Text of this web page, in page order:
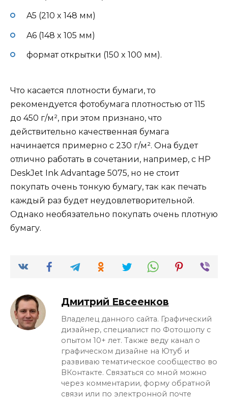
A5 (210 x 148 мм)
A6 (148 x 105 мм)
формат открытки (150 x 100 мм).
Что касается плотности бумаги, то
рекомендуется фотобумага плотностью от 115
до 450 г/м², при этом признано, что
действительно качественная бумага
начинается примерно с 230 г/м². Она будет
отлично работать в сочетании, например, с HP
DeskJet Ink Advantage 5075, но не стоит
покупать очень тонкую бумагу, так как печать
каждый раз будет неудовлетворительной.
Однако необязательно покупать очень плотную
бумагу.
Дмитрий Евсеенков
Владелец данного сайта. Графический
дизайнер, специалист по Фотошопу с
опытом 10+ лет. Также веду канал о
графическом дизайне на Ютуб и
развиваю тематическое сообщество во
ВКонтакте. Связаться со мной можно
через комментарии, форму обратной
связи или по электронной почте